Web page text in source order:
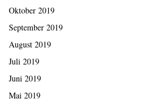
Oktober 2019
September 2019
August 2019
Juli 2019
Juni 2019
Mai 2019